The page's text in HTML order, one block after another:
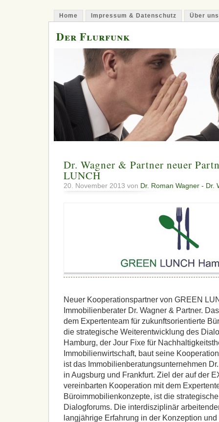
Home Impressum & Datenschutz Über uns
Der Flurfunk
Dr. Wagner & Partner neuer
LUNCH
20. November 2013 von Dr. Roman Wagner - Dr.
Neuer Kooperationspartner von GREEN
Immobilienberater Dr. Wagner & Partner.
dem Expertenteam für zukunftsorientierte
die strategische Weiterentwicklung des
Hamburg, der Jour Fixe für
Immobilienwirtschaft, baut seine
ist das Immobilienberatungsunternehmen
in Augsburg und Frankfurt. Ziel der auf der
vereinbarten Kooperation mit dem
Büroimmobilienkonzepte, ist die
Dialogforums. Die interdisziplinär
langjährige Erfahrung in der Konzeption